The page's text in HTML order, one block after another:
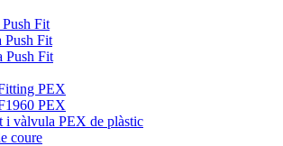
Fit
Push Fit
Push Fit
PEX
PEX
i vàlvula PEX de plàstic
coure